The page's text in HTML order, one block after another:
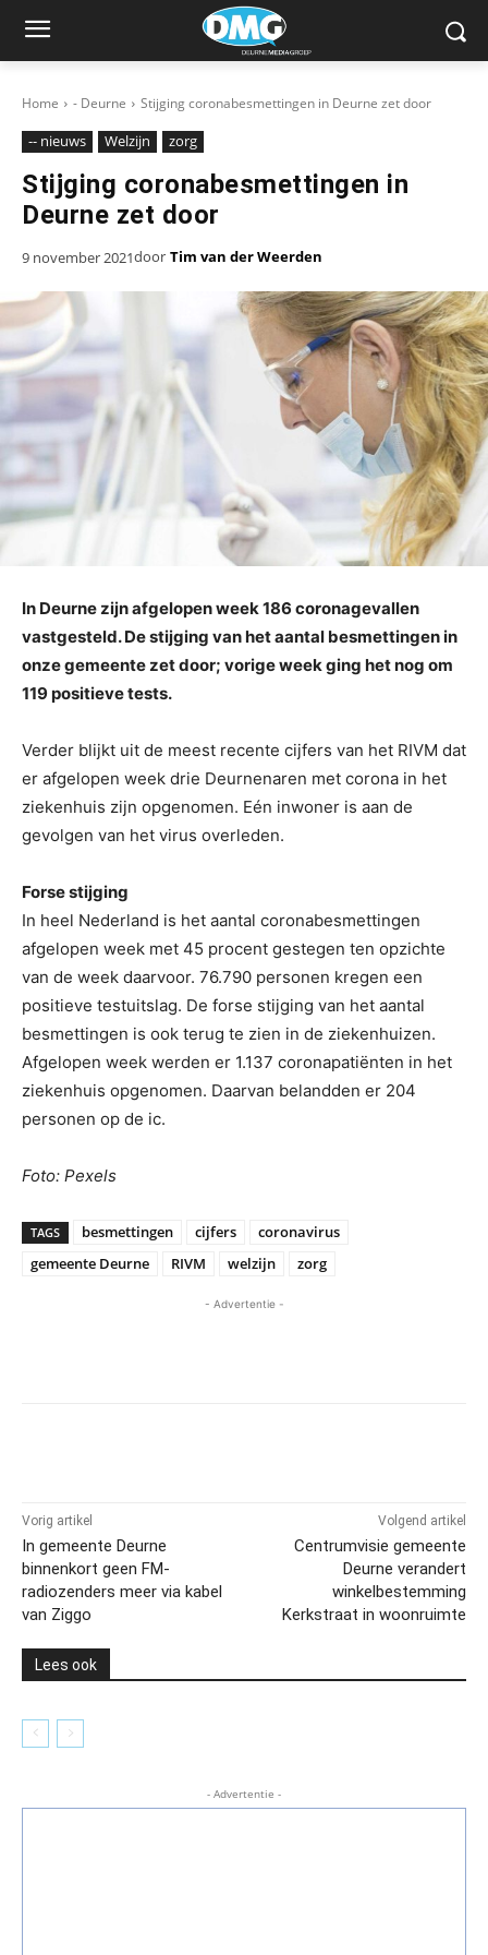
Home - Deurne Stijging coronabesmettingen in Deurne zet door
-- nieuws Welzijn zorg
Stijging coronabesmettingen in
Deurne zet door
9 november 2021door Tim van der Weerden
In Deurne zijn afgelopen week 186 coronagevallen
vastgesteld. De stijging van het aantal besmettingen in
onze gemeente zet door; vorige week ging het nog om
119 positieve tests.
Verder blijkt uit de meest recente cijfers van het RIVM dat
er afgelopen week drie Deurnenaren met corona in het
ziekenhuis zijn opgenomen. Eén inwoner is aan de
gevolgen van het virus overleden.
Forse stijging
In heel Nederland is het aantal coronabesmettingen
afgelopen week met 45 procent gestegen ten opzichte
van de week daarvoor. 76.790 personen kregen een
positieve testuitslag. De forse stijging van het aantal
besmettingen is ook terug te zien in de ziekenhuizen.
Afgelopen week werden er 1.137 coronapatiënten in het
ziekenhuis opgenomen. Daarvan belandden er 204
personen op de ic.
Foto: Pexels
TAGS besmettingen cijfers
coronavirus
gemeente Deurne
RIVM welzijn zorg
- Advertentie -
Vorig artikel
In gemeente Deurne
binnenkort geen FM-
radiozenders meer via kabel
van Ziggo
Volgend artikel
Centrumvisie gemeente
Deurne verandert
winkelbestemming
Kerkstraat in woonruimte
Lees ook
- Advertentie -